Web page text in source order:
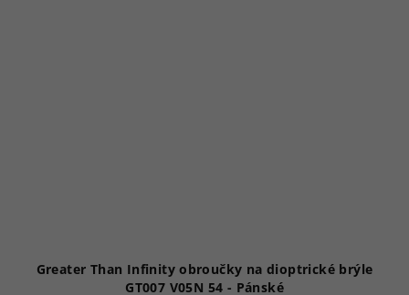
Greater Than Infinity obroučky na dioptrické brýle
GT007 V05N 54 - Pánské